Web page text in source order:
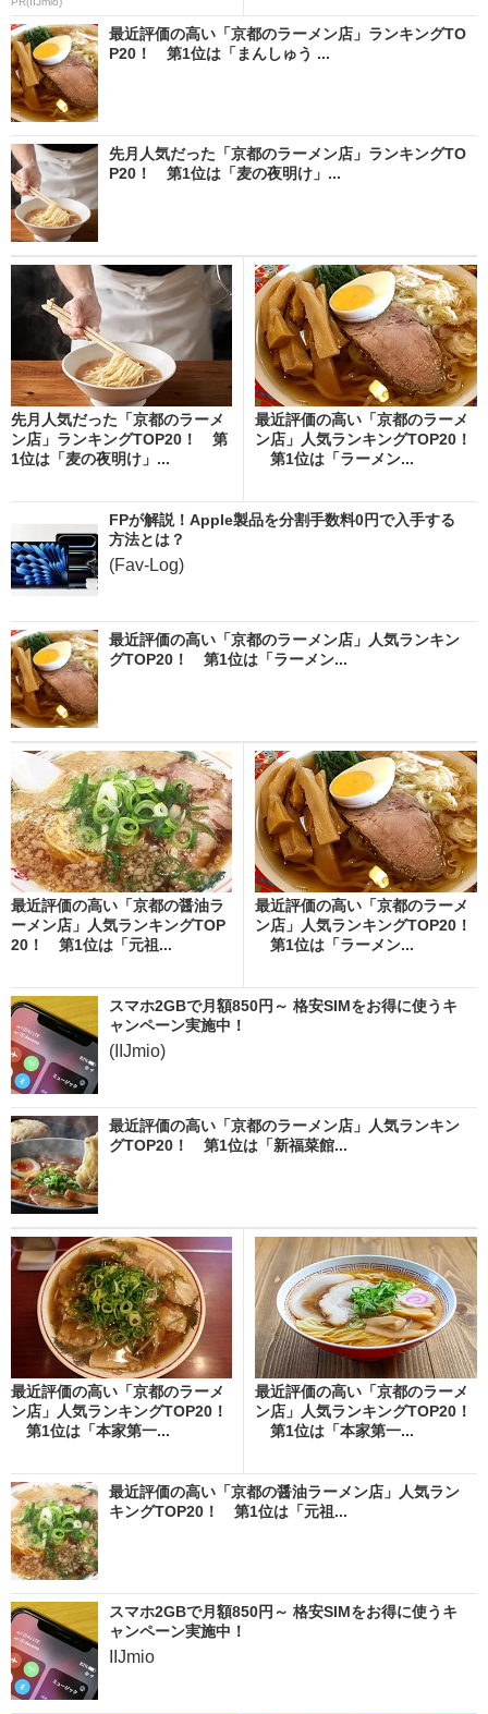
最近評価の高い「京都のラーメン店」ランキングTO
P20！ 第1位は「まんしゅう ...
先月人気だった「京都のラーメン店」ランキングTO
P20！ 第1位は「麦の夜明け」...
先月人気だった「京都のラーメ
ン店」ランキングTOP20！ 第
1位は「麦の夜明け」...
最近評価の高い「京都のラーメ
ン店」人気ランキングTOP20！
第1位は「ラーメン...
FPが解説！Apple製品を分割手数料0円で入手する
方法とは？
(Fav-Log)
最近評価の高い「京都のラーメン店」人気ランキン
グTOP20！ 第1位は「ラーメン...
最近評価の高い「京都の醤油ラ
ーメン店」人気ランキングTOP
20！ 第1位は「元祖...
最近評価の高い「京都のラーメ
ン店」人気ランキングTOP20！
第1位は「ラーメン...
スマホ2GBで月額850円～ 格安SIMをお得に使うキ
ャンペーン実施中！
(IIJmio)
最近評価の高い「京都のラーメン店」人気ランキン
グTOP20！ 第1位は「新福菜館...
最近評価の高い「京都のラーメ
ン店」人気ランキングTOP20！
第1位は「本家第一...
最近評価の高い「京都のラーメ
ン店」人気ランキングTOP20！
第1位は「本家第一...
最近評価の高い「京都の醤油ラーメン店」人気ラン
キングTOP20！ 第1位は「元祖...
スマホ2GBで月額850円～ 格安SIMをお得に使うキ
ャンペーン実施中！
IIJmio